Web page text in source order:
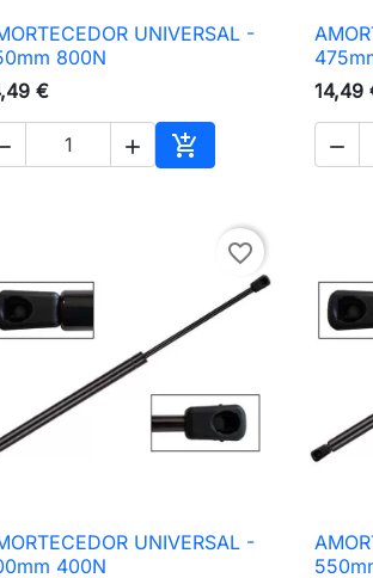
 Vista rápidaUNIVERSAL -
800N
€
 
Adicionar ao
14,49

favorite_border
 Vista rápidaUNIVERSAL -
400N